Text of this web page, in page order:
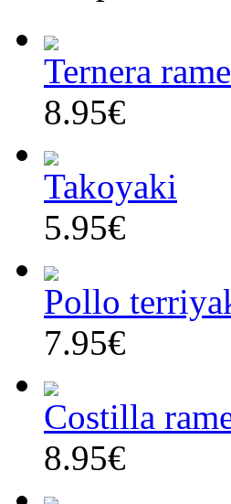
Ternera
8.95€
Takoyaki
5.95€
Pollo
7.95€
Costilla
8.95€